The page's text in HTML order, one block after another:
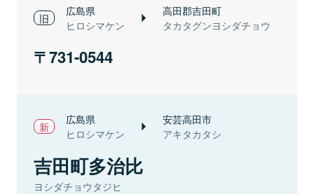
広島県
ヒロシマケン
高田郡吉田町
タカタグンヨシダチョウ
731-0544
広島県
ヒロシマケン
安芸高田市
アキタカタシ
吉田町多治比
ヨシダチョウタジヒ